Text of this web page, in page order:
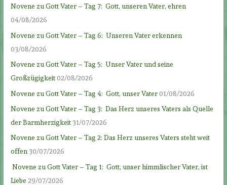
Novene zu Gott Vater – Tag 7: Gott, unseren Vater, ehren
04/08/2026
Novene zu Gott Vater – Tag 6: Unseren Vater erkennen
03/08/2026
Novene zu Gott Vater – Tag 5: Unser Vater und seine
Großzügigkeit02/08/2026
Novene zu Gott Vater – Tag 4: Gott, unser Vater01/08/2026
Novene zu Gott Vater – Tag 3: Das Herz unseres Vaters als Quelle
der Barmherzigkeit 31/07/2026
Novene zu Gott Vater – Tag 2: Das Herz unseres Vaters steht weit
offen 30/07/2026
Novene zu Gott Vater – Tag 1: Gott, unser himmlischer Vater, ist
Liebe 29/07/2026